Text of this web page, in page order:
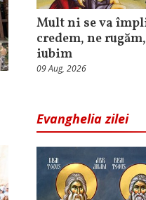
Mult ni se va
credem, ne
iubim
09 Aug, 2026
Evanghelia zilei